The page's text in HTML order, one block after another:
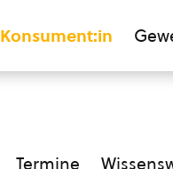
Konsument:in
Termine